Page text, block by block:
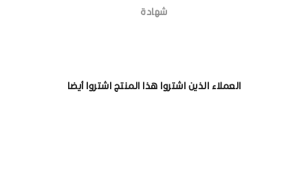
شهادة
العملاء الذين اشتروا هذا المنتج اشتروا أيضا